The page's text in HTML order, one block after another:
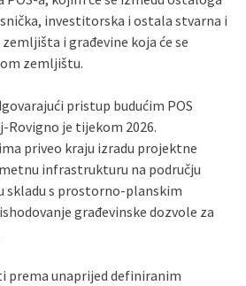
investitorska i ostala stvarna i
i građevine koja će se
zemljištu.
pristup budućim POS
Rovigno je tijekom 2026.
priveo kraju izradu projektne
infrastrukturu na području
skladu s prostorno-planskim
građevinske dozvole za
prema unaprijed definiranim